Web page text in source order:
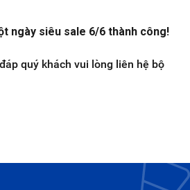
ngày siêu sale 6/6 thành công!
quý khách vui lòng liên hệ bộ